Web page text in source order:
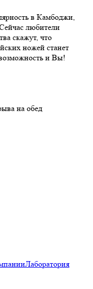
в Камбоджи,
любители
скажут, что
ножей станет
и Вы!
на обед
Лаборатория